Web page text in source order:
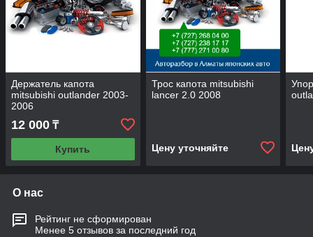
Держатель капота
mitsubishi outlander 2003-
2006
12 000 ₸
Купить
Трос капота mitsubishi
lancer 2.0 2008
Цену уточняйте
О нас
Рейтинг не сформирован
Менее 5 отзывов за последний год